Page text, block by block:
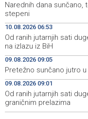
11:04 Fire in Konjic
10:52
Zenica miners
union members
10:46
Puhovski:
nema jasan plan ni za
10:44
Film "Paviljon"
12. Brač Film Festivalu
Narednih dana
stepeni
10.08.2026 06:53
Od ranih jutarnjih sati
na izlazu iz BiH
09.08.2026 09:05
Pretežno sunčano jutro
09.08.2026 09:01
Od ranih jutarnjih sati
graničnim prelazima